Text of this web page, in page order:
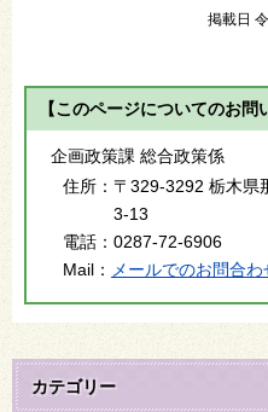
掲載日
【このページについてのお問
企画政策課 総合政策係
住所： 〒329-3292 栃木県
3-13
電話： 0287-72-6906
Mail：
メールでのお問合
カテゴリー